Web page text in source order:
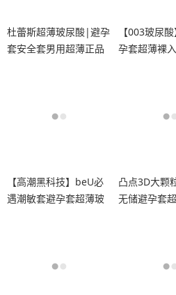
杜蕾斯超薄玻尿酸|避孕
套安全套男用超薄正品
【003玻尿
孕套超薄裸
【高潮黑科技】beU必
遇潮敏套避孕套超薄玻
凸点3D大颗
无储避孕套